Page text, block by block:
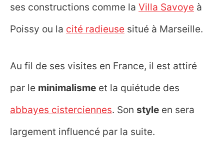
ses constructions comme la Villa Savoye à
Poissy ou la cité radieuse situé à Marseille.
Au fil de ses visites en France, il est attiré
par le minimalisme et la quiétude des
abbayes cisterciennes. Son style en sera
largement influencé par la suite.